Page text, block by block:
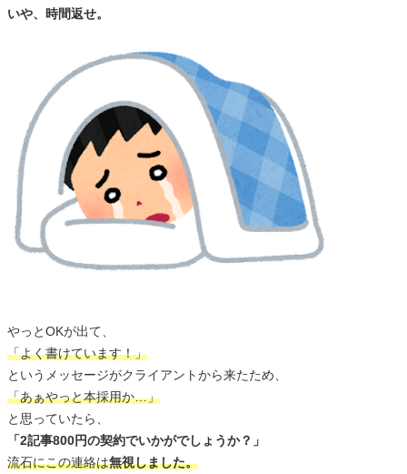
いや、時間返せ。
やっとOKが出て、
「よく書けています！」
というメッセージがクライアントから来たため、
「あぁやっと本採用か…」
と思っていたら、
「2記事800円の契約でいかがでしょうか？」
流石にこの連絡は無視しました。